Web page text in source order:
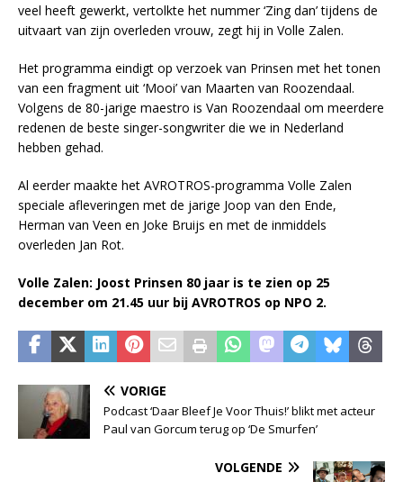
veel heeft gewerkt, vertolkte het nummer ‘Zing dan’ tijdens de
uitvaart van zijn overleden vrouw, zegt hij in Volle Zalen.
Het programma eindigt op verzoek van Prinsen met het tonen
van een fragment uit ‘Mooi’ van Maarten van Roozendaal.
Volgens de 80-jarige maestro is Van Roozendaal om meerdere
redenen de beste singer-songwriter die we in Nederland
hebben gehad.
Al eerder maakte het AVROTROS-programma Volle Zalen
speciale afleveringen met de jarige Joop van den Ende,
Herman van Veen en Joke Bruijs en met de inmiddels
overleden Jan Rot.
Volle Zalen: Joost Prinsen 80 jaar is te zien op 25
december om 21.45 uur bij AVROTROS op NPO 2.
VORIGE
Podcast ‘Daar Bleef Je Voor Thuis!’ blikt met acteur
Paul van Gorcum terug op ‘De Smurfen’
VOLGENDE